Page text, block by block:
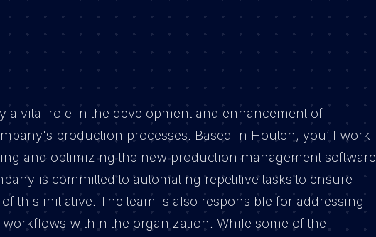
a vital role in the development and enhancement of
production processes. Based in Houten, you’ll work
and optimizing the new production management software
is committed to automating repetitive tasks to ensure
this initiative. The team is also responsible for addressing
within the organization. While some of the